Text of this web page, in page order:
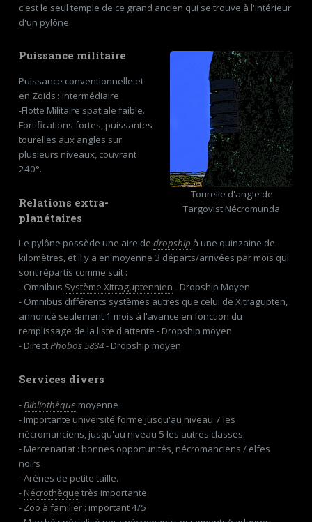
c'est le seul temple de ce grand ancien qui se trouve à l'intérieur
d'un pylône.
Tourelle d'angle de
Targovist Nécromunda
Puissance militaire
Puissance conventionnelle et
en Zoids : intermédiaire
-Flotte Militaire spatiale faible.
Fortifications fortes, puissantes
tourelles aux angles sur
plusieurs niveaux, couvrant
240°.
Relations extra-
planétaires
Le pylône possède une aire de dropship à une quinzaine de
kilomètres, et il y a en moyenne 3 départs/arrivées par mois qui
sont répartis comme suit :
- Omnibus Système Xitraguptennien - Dropship Moyen
- Omnibus différents systèmes autres que celui de Xitragupten,
annoncé seulement 1 mois à l'avance en fonction du
remplissage de la liste d'attente - Dropship moyen
- DirectPhobos 5834- Dropship moyen
Services divers
-Bibliothèque moyenne
- Importante université forme jusqu'au niveau 7 les
nécromanciens, jusqu'au niveau 5 les autres classes.
- Mercenariat : bonnes opportunités, nécromanciens / elfes
noirs
- Arènes de petite taille.
- Nécrothèque très importante
- Zoo à familier: important 4/5